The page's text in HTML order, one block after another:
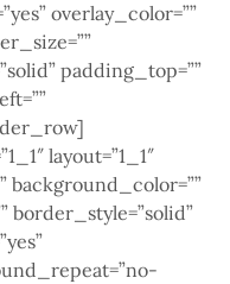
overlay_color=””
padding_top=””
layout=”1_1″
background_color=””
border_style=”solid”